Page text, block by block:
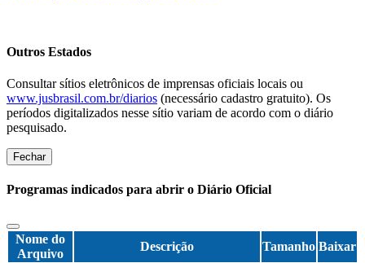
Outros Estados
Consultar sítios eletrônicos de imprensas oficiais locais ou
www.jusbrasil.com.br/diarios (necessário cadastro gratuito). Os
períodos digitalizados nesse sítio variam de acordo com o diário
pesquisado.
Fechar
Programas indicados para abrir o Diário Oficial
Nome do
Arquivo
Descrição Tamanho Baixar